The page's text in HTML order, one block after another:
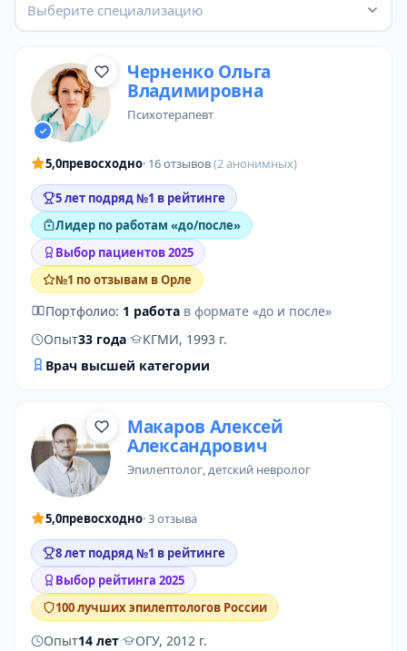
Выберите специализацию
Черненко Ольга
Владимировна
психотерапевт
5,0превосходно· 16 отзывов(2 анонимных)
5 лет подряд №1 в рейтинге
Лидер по работам «до/после»
Выбор пациентов 2025
№1 по отзывам в Орле
Портфолио: 1 работа в формате «до и после»
Опыт33 года·
КГМИ, 1993 г.
Врач высшей категории
Макаров Алексей
Александрович
эпилептолог,детский невролог
5,0превосходно· 3 отзыва
8 лет подряд №1 в рейтинге
Выбор рейтинга 2025
100 лучших эпилептологов России
Опыт14 лет· ОГУ, 2012 г.